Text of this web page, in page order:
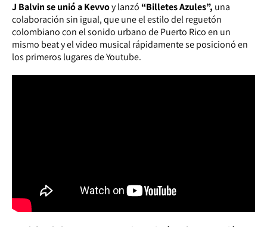
J Balvin se unió a Kevvoy lanzó“Billetes Azules”, una
colaboración sin igual, que une el estilo del reguetón
colombiano con el sonido urbano de Puerto Rico en un
mismo beat y el video musical rápidamente se posicionó en
los primeros lugares de Youtube.